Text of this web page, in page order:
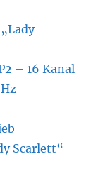
– 16 Kanal
Scarlett“